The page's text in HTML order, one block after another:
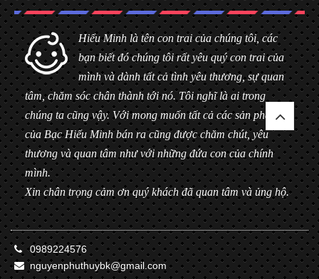
Hiểu Minh là tên con trai của chúng tôi, các
bạn biết đó chúng tôi rất yêu quý con trai của
mình và dành tất cả tình yêu thương, sự quan
tâm, chăm sóc chân thành tới nó. Tôi nghĩ là ai trong
chúng ta cũng vậy. Với mong muốn tất cả các sản phẩm
của Bạc Hiểu Minh bán ra cũng được chăm chút, yêu
thương và quan tâm như với những đứa con của chính
mình.
Xin chân trọng cảm ơn quý khách đã quan tâm và ủng hộ.
0989224576
nguyenphuthuybk@gmail.com